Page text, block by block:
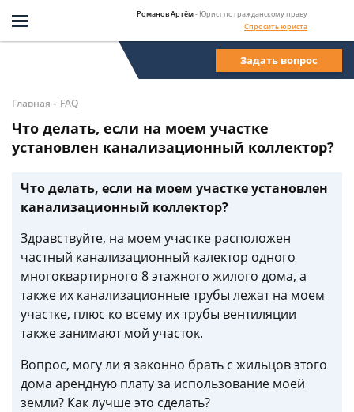
Романов Артём- Юрист по гражданскому праву
Спросить юриста
Задать вопрос
Главная - FAQ
Что делать, если на моем участке
установлен канализационный коллектор?
Что делать, если на моем участке установлен
канализационный коллектор?
Здравствуйте, на моем участке расположен
частный канализационный калектор одного
многоквартирного 8 этажного жилого дома, а
также их канализационные трубы лежат на моем
участке, плюс ко всему их трубы вентиляции
также занимают мой участок.
Вопрос, могу ли я законно брать с жильцов этого
дома арендную плату за использование моей
земли? Как лучше это сделать?